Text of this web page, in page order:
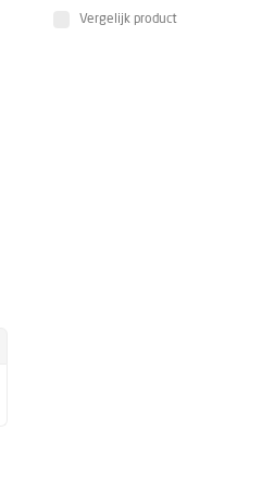
Vergelijk product